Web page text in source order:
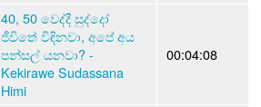
40, 50 වෙද්දී සුද්දෝ
ජීවිතේ විඳිනවා, අපේ අය
පන්සල් යනවා? -
Kekirawe Sudassana
Himi
00:04:08